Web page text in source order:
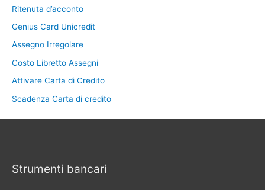
Ritenuta d’acconto
Genius Card Unicredit
Assegno Irregolare
Costo Libretto Assegni
Attivare Carta di Credito
Scadenza Carta di credito
Strumenti bancari